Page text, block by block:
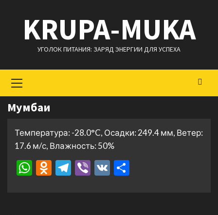
содержимому
KRUPA-MUKA
УГОЛОК ПИТАНИЯ: ЗАРЯД ЭНЕРГИИ ДЛЯ УСПЕХА
меню
Мумбаи
Температура: -28.0°C, Осадки: 249.4 мм, Ветер:
17.6 м/с, Влажность: 50%
WhatsApp
Odnoklassniki
Telegram
Viber
VK